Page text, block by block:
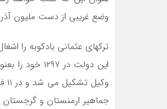
وضع غریبی از دست ملیون
ترکهای عثمانی بادکوبه را
جماهیر ارمنستان و گرجستان